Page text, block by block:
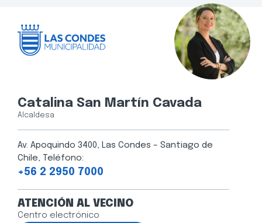
Catalina San Martín Cavada
Alcaldesa
Av. Apoquindo 3400, Las Condes – Santiago de
Chile, Teléfono:
+56 2 2950 7000
ATENCIÓN AL VECINO
Centro electrónico